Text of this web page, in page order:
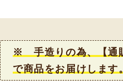
※ 手造りの為、【通
で商品をお届けします